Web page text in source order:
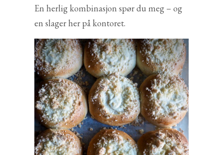
En herlig kombinasjon spør du meg – og
en slager her på kontoret.